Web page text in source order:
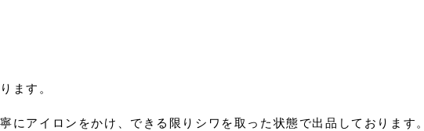
ます。
アイロンをかけ、できる限りシワを取った状態で出品しております。